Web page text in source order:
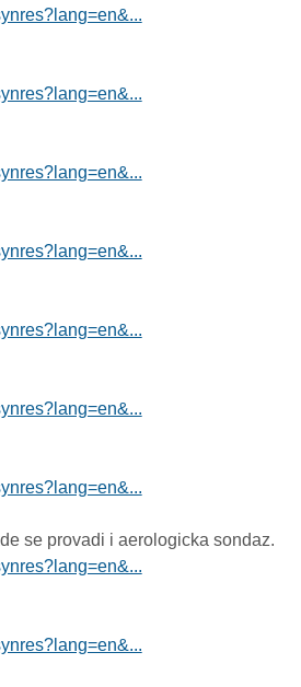
se provadi i aerologicka sondaz.